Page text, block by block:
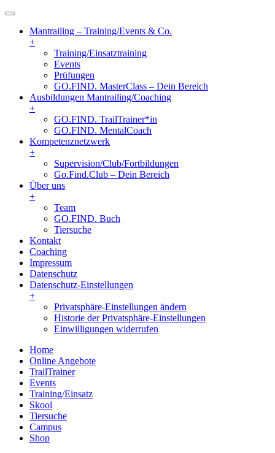
Mantrailing – Training/Events & Co.
+
Training/Einsatztraining
Events
Prüfungen
GO.FIND. MasterClass – Dein Bereich
Ausbildungen Mantrailing/Coaching
+
GO.FIND. TrailTrainer*in
GO.FIND. MentalCoach
Kompetenznetzwerk
+
Supervision/Club/Fortbildungen
Go.Find.Club – Dein Bereich
Über uns
+
Team
GO.FIND. Buch
Tiersuche
Kontakt
Coaching
Impressum
Datenschutz
Datenschutz-Einstellungen
+
Privatsphäre-Einstellungen ändern
Historie der Privatsphäre-Einstellungen
Einwilligungen widerrufen
Home
Online Angebote
TrailTrainer
Events
Training/Einsatz
Skool
Tiersuche
Campus
Shop